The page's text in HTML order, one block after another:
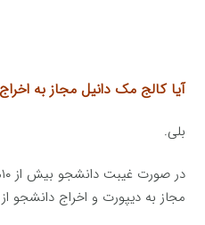
آیا کالج مک دانیل مجاز به
بلی.
مجاز به دیپورت و اخراج دانشجو